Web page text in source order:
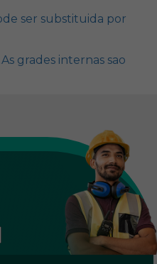
ser substituida por
grades internas sao